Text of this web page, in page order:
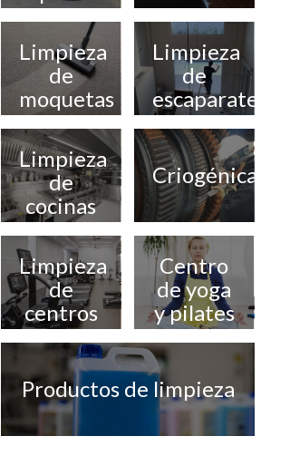
de
suelos
mecanizado
Limpieza
de
moquetas
Limpieza
de
escaparates
y
ventanas
Limpieza
de
cocinas
industriales
Criogénica
Limpieza
de
centros
deportivos
Centro
de yoga
y pilates
Productos de limpieza